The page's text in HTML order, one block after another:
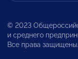
© 2023
и среднего
Все права защищены.